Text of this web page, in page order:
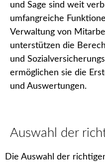
und Sage sind weit
umfangreiche
Verwaltung von
unterstützen die
und
ermöglichen sie die
und Auswertungen.
Auswahl der
Die Auswahl der